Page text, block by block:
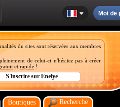
Mot de
du sites sont réservées aux membres
de celui-ci n'hésitez pas à créer
et rapide !
Boutiques Recherche